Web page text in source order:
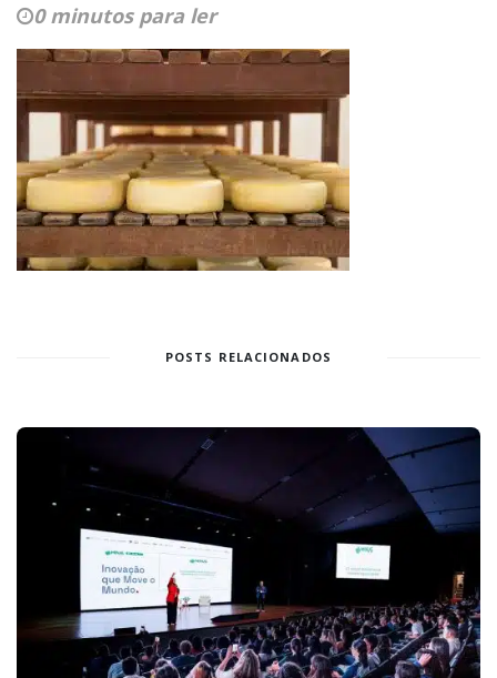
0 minutos para ler
POSTS RELACIONADOS